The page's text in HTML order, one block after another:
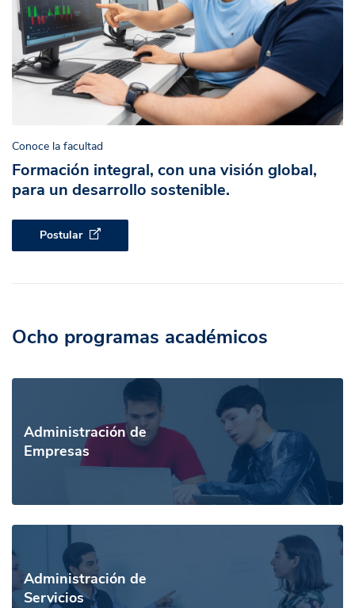
Conoce la facultad
Formación integral, con una visión global,
para un desarrollo sostenible.
Postular
Ocho programas académicos
Administración de
Empresas
Administración de
Servicios